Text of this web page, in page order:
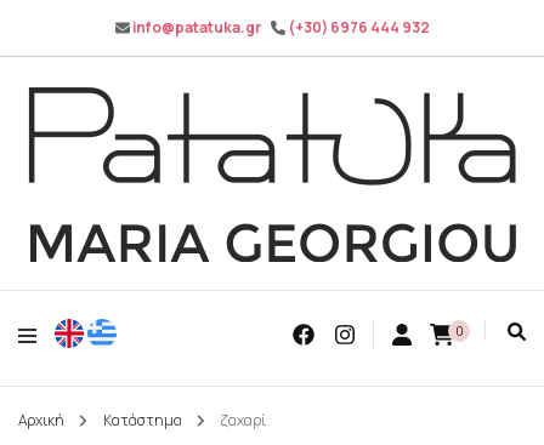
info@patatuka.gr (+30) 6976 444 932
Patatuka
Maria Georgiou
0
Αρχική Κατάστημα ζαχαρί